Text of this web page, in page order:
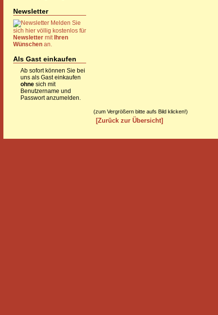
Newsletter
Melden Sie
sich hier völlig kostenlos für
Newsletter mit Ihren
Wünschen an.
Als Gast einkaufen
Ab sofort können Sie bei
uns als Gast einkaufen
ohne sich mit
Benutzername und
Passwort anzumelden.
(zum Vergrößern bitte aufs Bild klicken!)
[Zurück zur Übersicht]